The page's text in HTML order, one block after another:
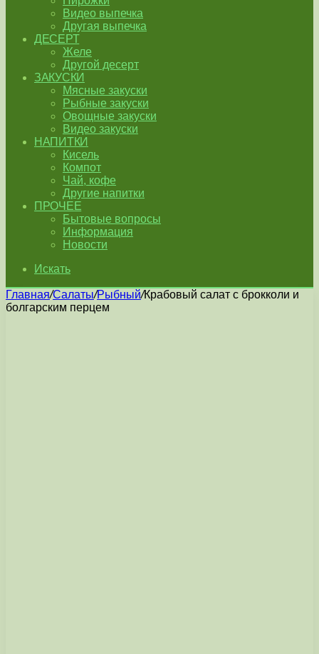
Видео выпечка
Другая выпечка
ДЕСЕРТ
Желе
Другой десерт
ЗАКУСКИ
Мясные закуски
Рыбные закуски
Овощные закуски
Видео закуски
НАПИТКИ
Кисель
Компот
Чай, кофе
Другие напитки
ПРОЧЕЕ
Бытовые вопросы
Информация
Новости
Искать
Главная/Салаты/Рыбный/Крабовый салат с брокколи и
болгарским перцем